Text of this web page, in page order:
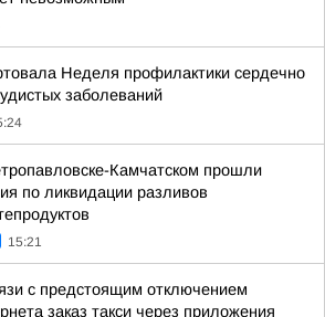
Неделя профилактики сердечно
заболеваний
Камчатском прошли
по ликвидации разливов
15:21
с предстоящим отключением
заказ такси через приложения